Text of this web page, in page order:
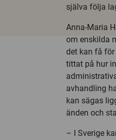
själva följa
Anna-Maria
om enskilda
det kan få
tittat på hur
avhandling
kan sägas
änden och
– I Sverige